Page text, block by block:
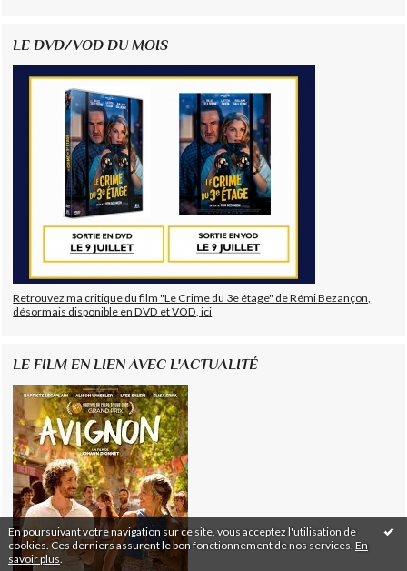
En poursuivant votre navigation sur ce site, vous acceptez l'utilisation de
cookies. Ces derniers assurent le bon fonctionnement de nos services. En
savoir plus
LE DVD/VOD DU MOIS
Retrouvez ma critique du film "Le Crime du 3e étage" de Rémi Bezançon,
désormais disponible en DVD et VOD, ici
LE FILM EN LIEN AVEC L'ACTUALITÉ